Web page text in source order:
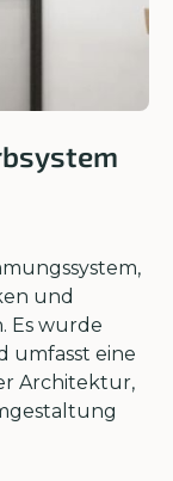
und
Es wurde
umfasst eine
Architektur,